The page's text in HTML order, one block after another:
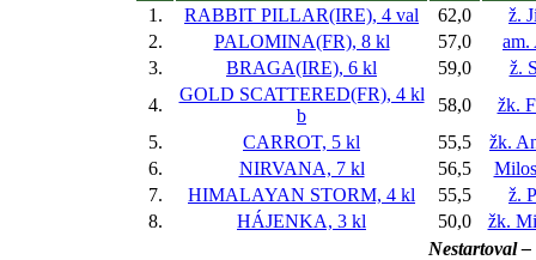
1.
RABBIT PILLAR(IRE), 4 val 62,0
ž.
2.
PALOMINA(FR), 8 kl 57,0
am.
3.
BRAGA(IRE), 6 kl 59,0
ž.
4.
GOLD SCATTERED(FR), 4 kl
b
58,0
žk.
5.
CARROT, 5 kl 55,5
žk.
6.
NIRVANA, 7 kl 56,5
7.
HIMALAYAN STORM, 4 kl 55,5
ž.
8.
HÁJENKA, 3 kl 50,0
žk.
Nestartoval